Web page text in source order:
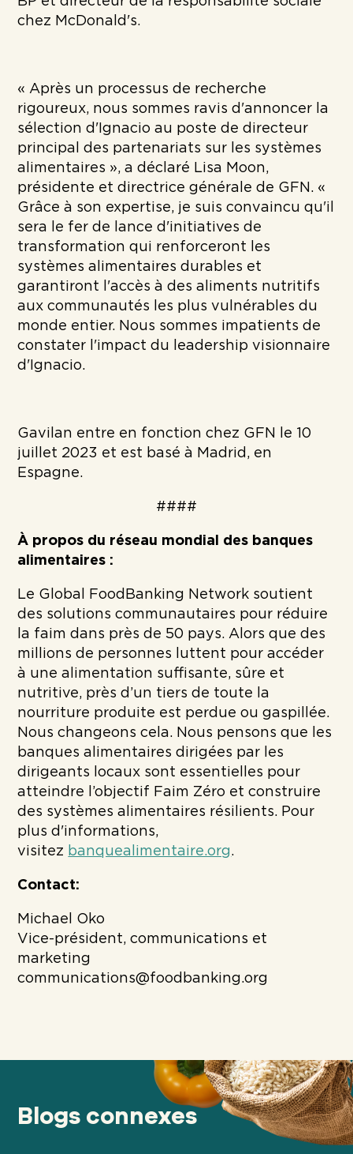
chez McDonald's.
« Après un processus de recherche
rigoureux, nous sommes ravis d'annoncer la
sélection d'Ignacio au poste de directeur
principal des partenariats sur les systèmes
alimentaires », a déclaré Lisa Moon,
présidente et directrice générale de GFN. «
Grâce à son expertise, je suis convaincu qu'il
sera le fer de lance d'initiatives de
transformation qui renforceront les
systèmes alimentaires durables et
garantiront l'accès à des aliments nutritifs
aux communautés les plus vulnérables du
monde entier. Nous sommes impatients de
constater l'impact du leadership visionnaire
d'Ignacio.
Gavilan entre en fonction chez GFN le 10
juillet 2023 et est basé à Madrid, en
Espagne.
####
À propos du réseau mondial des banques
alimentaires :
Le Global FoodBanking Network soutient
des solutions communautaires pour réduire
la faim dans près de 50 pays. Alors que des
millions de personnes luttent pour accéder
à une alimentation suffisante, sûre et
nutritive, près d’un tiers de toute la
nourriture produite est perdue ou gaspillée.
Nous changeons cela. Nous pensons que les
banques alimentaires dirigées par les
dirigeants locaux sont essentielles pour
atteindre l’objectif Faim Zéro et construire
des systèmes alimentaires résilients. Pour
plus d'informations,
visitez banquealimentaire.org.
Contact:
Michael Oko
Vice-président, communications et
marketing
communications@foodbanking.org
Blogs connexes